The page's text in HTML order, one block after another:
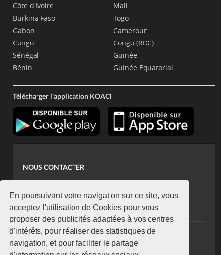
En poursuivant votre navigation sur ce site, vous
acceptez l'utilisation de Cookies pour vous
proposer des publicités adaptées à vos centres
d'intérêts, pour réaliser des statistiques de
navigation, et pour faciliter le partage
Côte d'Ivoire
Burkina Faso
Gabon
Congo
Sénégal
Bénin
Mali
Togo
Cameroun
Congo (RDC)
Guinée
Guinée Equatorial
Télécharger l'application KOACI
NOUS CONTACTER
koaci@yahoo.fr
+225 07 08 85 52 93
NEWSLETTER
Restez connecté via notre newsletter